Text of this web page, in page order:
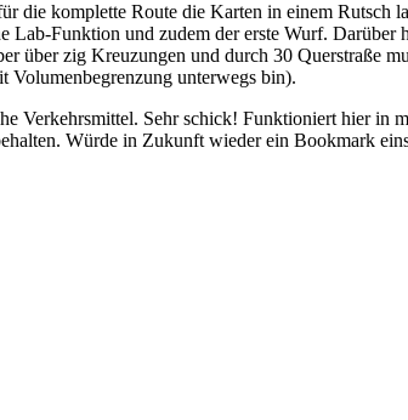
die komplette Route die Karten in einem Rutsch
Funktion und zudem der erste Wurf. Darüber
über zig Kreuzungen und durch 30 Querstraße
Volumenbegrenzung unterwegs bin).
Verkehrsmittel. Sehr schick! Funktioniert hier in
Würde in Zukunft wieder ein Bookmark